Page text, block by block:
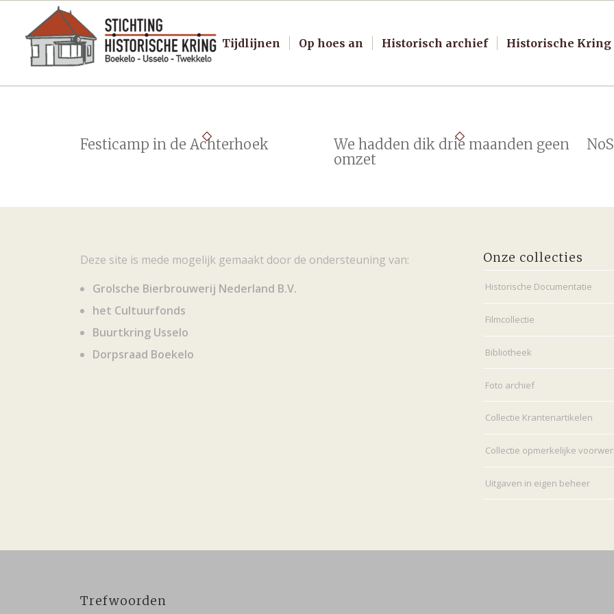
Tijdlijnen Op hoes an Historisch archief Historische Kring
Festicamp in de Achterhoek
We hadden dik drie maanden geen
omzet
Deze site is mede mogelijk gemaakt door de ondersteuning van:
Grolsche Bierbrouwerij Nederland B.V.
het Cultuurfonds
Buurtkring Usselo
Dorpsraad Boekelo
Onze collecties
Historische Documentatie
Filmcollectie
Bibliotheek
Foto archief
Collectie Krantenartikelen
Collectie opmerkelijke
Uitgaven in eigen beheer
Trefwoorden